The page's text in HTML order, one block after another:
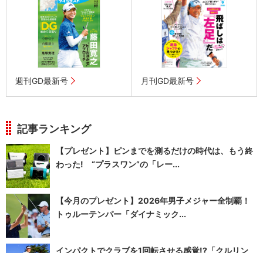
週刊GD最新号 月刊GD最新号
記事ランキング
【プレゼント】ピンまでを測るだけの時代は、もう終
わった! “プラスワン”の「レー...
【今月のプレゼント】2026年男子メジャー全制覇！
トゥルーテンパー「ダイナミック...
インパクトでクラブを1回転させる感覚!?「クルリン